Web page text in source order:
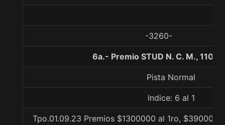
-3260-
6a.- Premio STUD N. C. M., 1100
Pista Normal
Indice: 6 al 1
Tpo.01.09.23 Premios $1300000 al 1ro, $390000